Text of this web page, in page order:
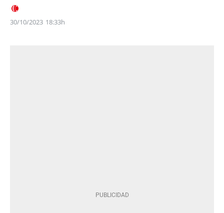
30/10/2023 18:33h